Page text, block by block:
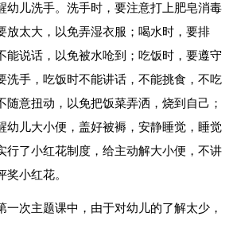
幼儿洗手。洗手时，要注意打上肥皂消毒
放太大，以免弄湿衣服；喝水时，要排
能说话，以免被水呛到；吃饭时，要遵守
洗手，吃饭时不能讲话，不能挑食，不吃
随意扭动，以免把饭菜弄洒，烧到自己；
幼儿大小便，盖好被褥，安静睡觉，睡觉
行了小红花制度，给主动解大小便，不讲
小红花。
一次主题课中，由于对幼儿的了解太少，